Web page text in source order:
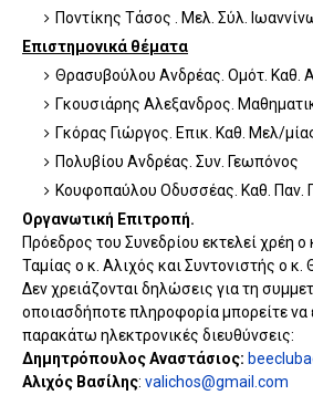
Ποντίκης Τάσος . Μελ. Σύλ.
Επιστημονικά θέματα
Θρασυβούλου Ανδρέας. Ομότ. Καθ.
Γκουσιάρης Αλεξανδρος.
Γκόρας Γιώργος. Επικ. Καθ. Μελ/
Πολυβίου Ανδρέας. Συν. Γεωπόνος
Κουφοπαύλου Οδυσσέας. Καθ. Παν.
Οργανωτική Επιτροπή.
Πρόεδρος του Συνεδρίου εκτελεί χρέη
Ταμίας ο κ. Αλιχός και Συντονιστής ο κ.
Δεν χρειάζονται δηλώσεις για τη
οποιασδήποτε πληροφορία μπορείτε να
παρακάτω ηλεκτρονικές διευθύνσεις:
Δημητρόπουλος Αναστάσιος:
Αλιχός Βασίλης: valichos@gmail.com